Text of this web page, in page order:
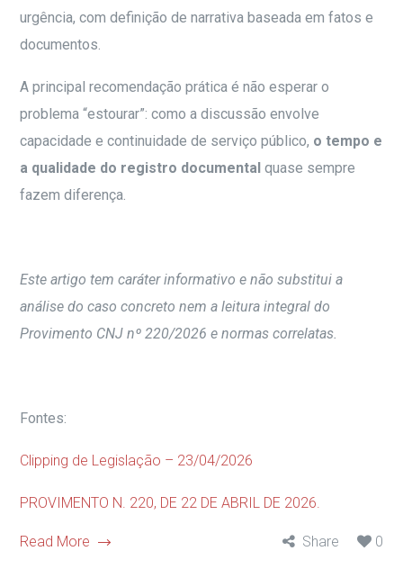
urgência, com definição de narrativa baseada em fatos e
documentos.
A principal recomendação prática é não esperar o
problema “estourar”: como a discussão envolve
capacidade e continuidade de serviço público, o tempo e
a qualidade do registro documental quase sempre
fazem diferença.
Este artigo tem caráter informativo e não substitui a
análise do caso concreto nem a leitura integral do
Provimento CNJ nº 220/2026 e normas correlatas.
Fontes:
Clipping de Legislação – 23/04/2026
PROVIMENTO N. 220, DE 22 DE ABRIL DE 2026.
Read More Share 0